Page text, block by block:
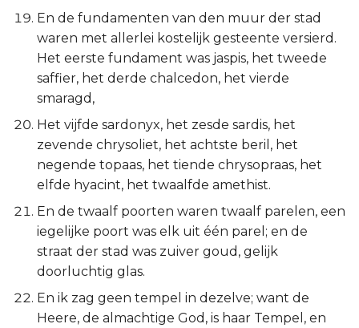
En de fundamenten van den muur der stad
waren met allerlei kostelijk gesteente versierd.
Het eerste fundament was jaspis, het tweede
saffier, het derde chalcedon, het vierde
smaragd,
Het vijfde sardonyx, het zesde sardis, het
zevende chrysoliet, het achtste beril, het
negende topaas, het tiende chrysopraas, het
elfde hyacint, het twaalfde amethist.
En de twaalf poorten waren twaalf parelen, een
iegelijke poort was elk uit één parel; en de
straat der stad was zuiver goud, gelijk
doorluchtig glas.
En ik zag geen tempel in dezelve; want de
Heere, de almachtige God, is haar Tempel, en